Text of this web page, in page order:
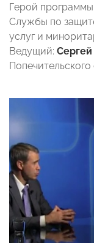
Герой программы:
Службы по
услуг и
Ведущий: